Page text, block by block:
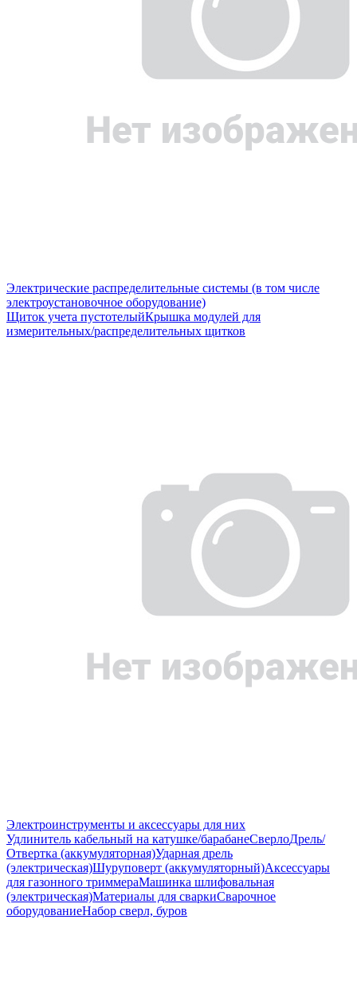
Электрические распределительные системы (в том числе
электроустановочное оборудование)
Щиток учета пустотелыйКрышка модулей для
измерительных/распределительных щитков
Электроинструменты и аксессуары для них
Удлинитель кабельный на катушке/барабанеСверлоДрель/
Отвертка (аккумуляторная)Ударная дрель
(электрическая)Шуруповерт (аккумуляторный)Аксессуары
для газонного триммераМашинка шлифовальная
(электрическая)Материалы для сваркиСварочное
оборудованиеНабор сверл, буров